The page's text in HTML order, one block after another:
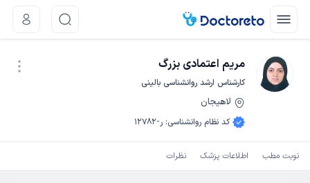
مریم اعتمادی بزرگ
کارشناس ارشد روانشناسی بالینی
لاهیجان
کد نظام روانشناسی: ر-12782
نوبت مطب اطلاعات پزشک نظرات